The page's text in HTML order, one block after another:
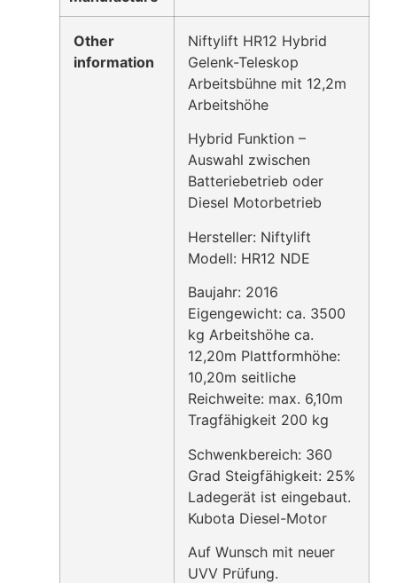
Other
information
Niftylift HR12 Hybrid
Gelenk-Teleskop
Arbeitsbühne mit 12,2m
Arbeitshöhe
Hybrid Funktion –
Auswahl zwischen
Batteriebetrieb oder
Diesel Motorbetrieb
Hersteller: Niftylift
Modell: HR12 NDE
Baujahr: 2016
Eigengewicht: ca. 3500
kg Arbeitshöhe ca.
12,20m Plattformhöhe:
10,20m seitliche
Reichweite: max. 6,10m
Tragfähigkeit 200 kg
Schwenkbereich: 360
Grad Steigfähigkeit: 25%
Ladegerät ist eingebaut.
Kubota Diesel-Motor
Auf Wunsch mit neuer
UVV Prüfung.